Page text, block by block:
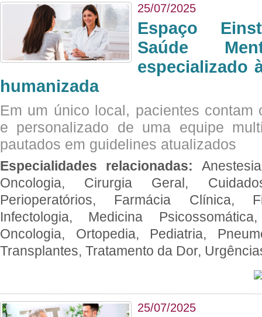
25/07/2025
Espaço
Saúde
especializado
humanizada
Em um único local, pacientes contam
e personalizado de uma equipe
pautados em guidelines atualizados
Especialidades relacionadas:
Oncologia, Cirurgia Geral,
Perioperatórios, Farmácia Clínica,
Infectologia, Medicina
Oncologia, Ortopedia, Pediatria,
Transplantes, Tratamento da Dor,
25/07/2025